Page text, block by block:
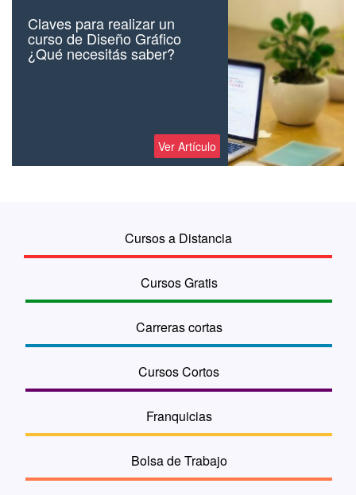
Claves para realizar un
curso de Diseño Gráfico
¿Qué necesitás saber?
Ver Artículo
Cursos a Distancia
Cursos Gratis
Carreras cortas
Cursos Cortos
Franquicias
Bolsa de Trabajo